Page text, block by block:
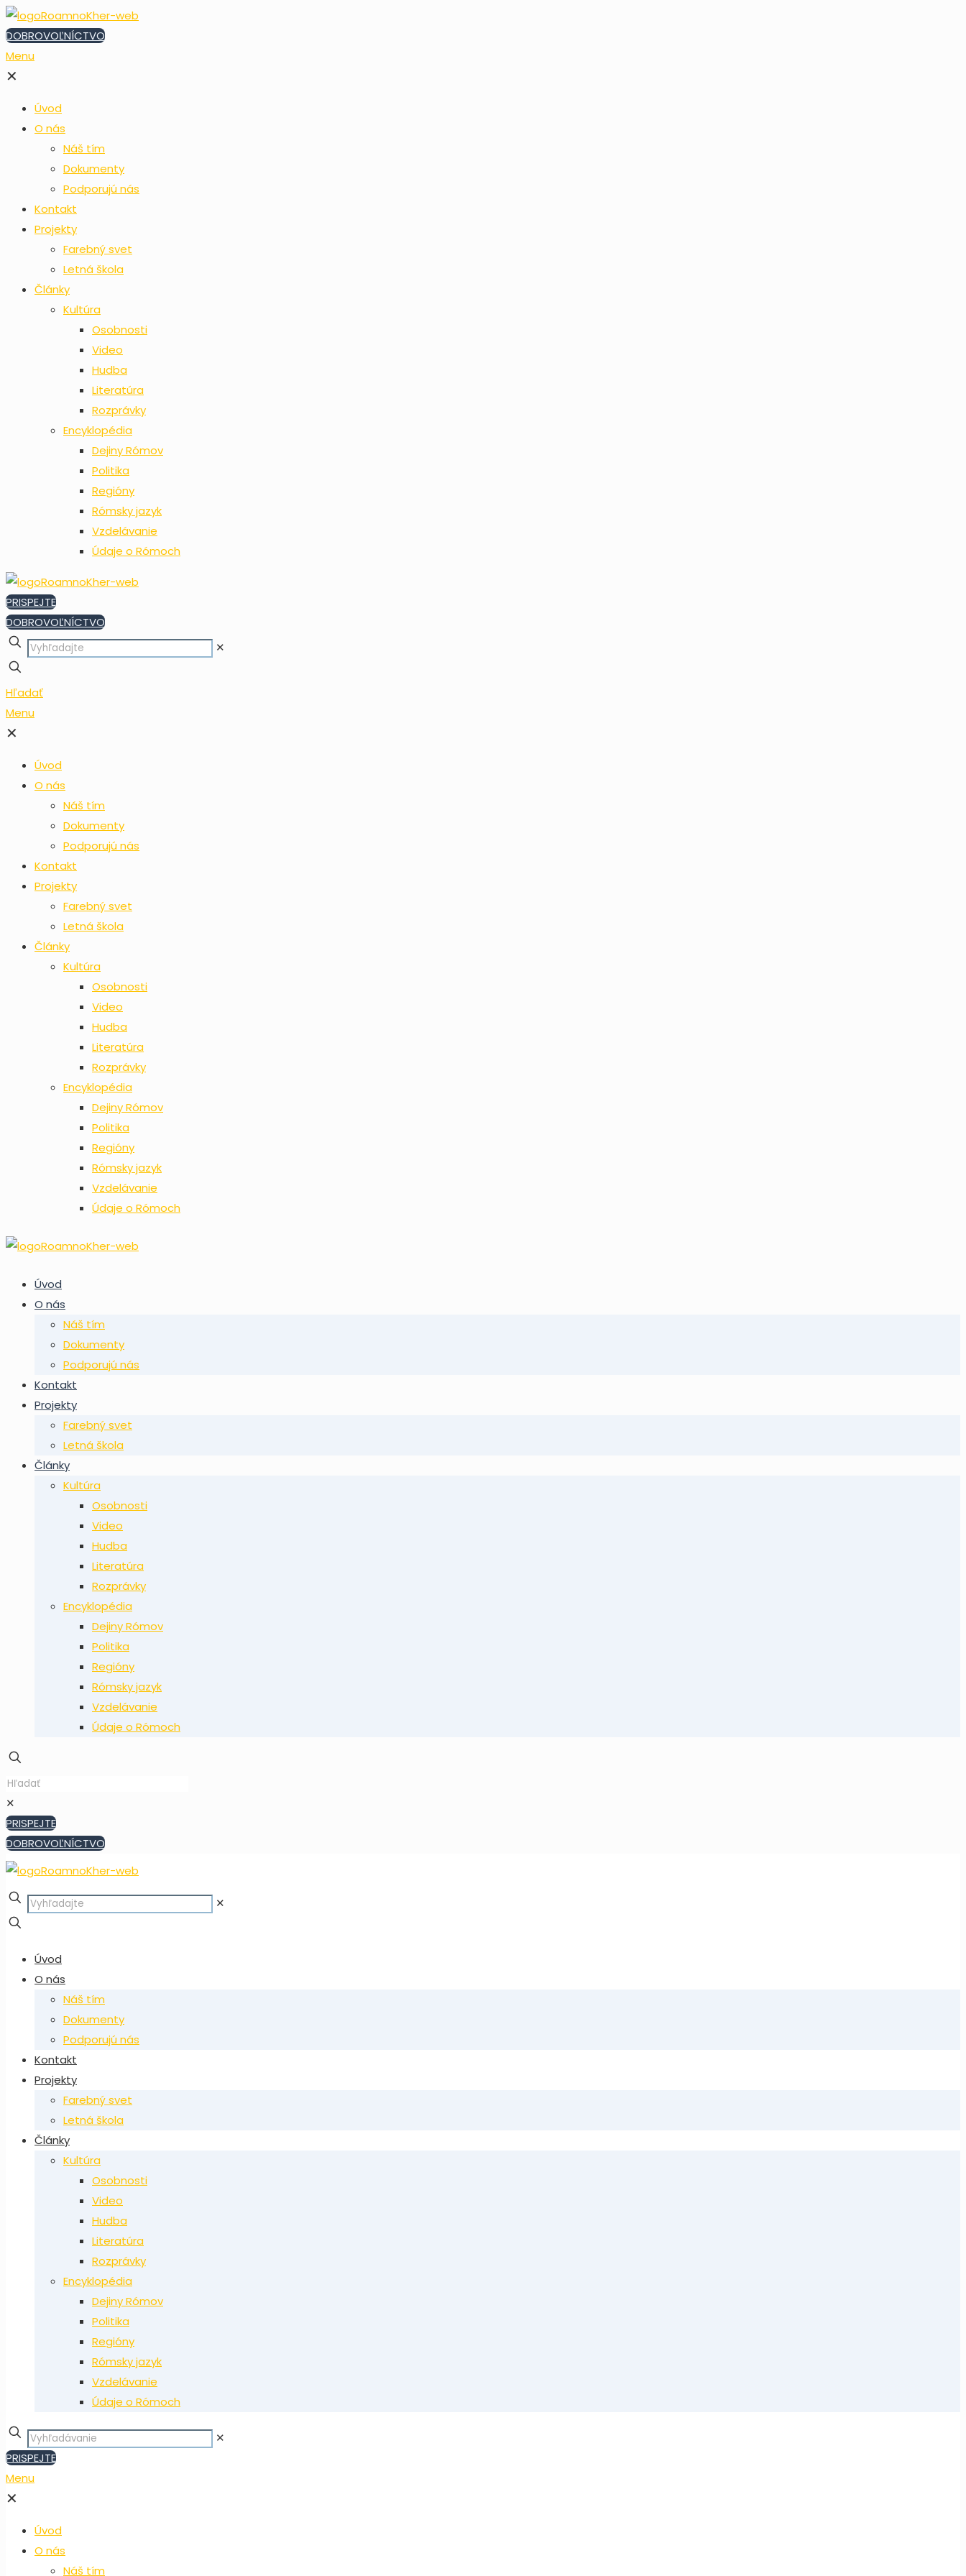
DOBROVOĽNÍCTVO
Menu
✕
Úvod
O nás
Náš tím
Dokumenty
Podporujú nás
Kontakt
Projekty
Farebný svet
Letná škola
Články
Kultúra
Osobnosti
Video
Hudba
Literatúra
Rozprávky
Encyklopédia
Dejiny Rómov
Politika
Regióny
Rómsky jazyk
Vzdelávanie
Údaje o Rómoch
PRISPEJTE
DOBROVOĽNÍCTVO
✕
Hľadať
Menu
✕
Úvod
O nás
Náš tím
Dokumenty
Podporujú nás
Kontakt
Projekty
Farebný svet
Letná škola
Články
Kultúra
Osobnosti
Video
Hudba
Literatúra
Rozprávky
Encyklopédia
Dejiny Rómov
Politika
Regióny
Rómsky jazyk
Vzdelávanie
Údaje o Rómoch
Úvod
O nás
Náš tím
Dokumenty
Podporujú nás
Kontakt
Projekty
Farebný svet
Letná škola
Články
Kultúra
Osobnosti
Video
Hudba
Literatúra
Rozprávky
Encyklopédia
Dejiny Rómov
Politika
Regióny
Rómsky jazyk
Vzdelávanie
Údaje o Rómoch
✕
PRISPEJTE
DOBROVOĽNÍCTVO
✕
Úvod
O nás
Náš tím
Dokumenty
Podporujú nás
Kontakt
Projekty
Farebný svet
Letná škola
Články
Kultúra
Osobnosti
Video
Hudba
Literatúra
Rozprávky
Encyklopédia
Dejiny Rómov
Politika
Regióny
Rómsky jazyk
Vzdelávanie
Údaje o Rómoch
✕
PRISPEJTE
Menu
✕
Úvod
O nás
Náš tím